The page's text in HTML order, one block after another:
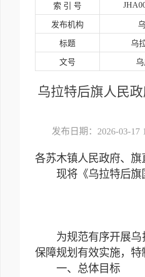
索 引 号
发布机构
标题 乌
文号
乌拉特后旗人民
发布日期：2026-03-17
各苏木镇人民政府、旗
现将《乌拉特后旗
为规范有序开展乌
保障规划有效实施，特
一、总体目标